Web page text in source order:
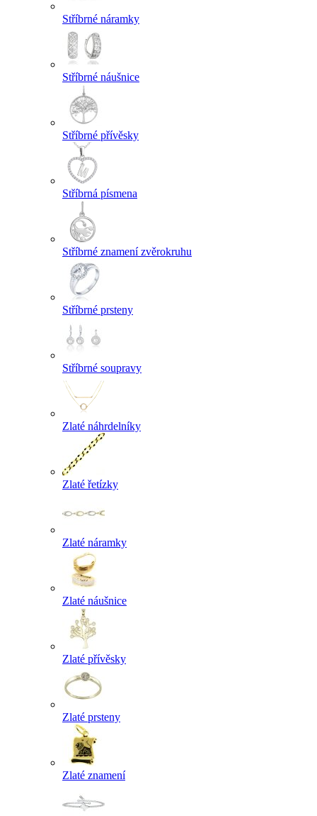
Stříbrné náramky
Stříbrné náušnice
Stříbrné přívěsky
Stříbrná písmena
Stříbrné znamení zvěrokruhu
Stříbrné prsteny
Stříbrné soupravy
Zlaté náhrdelníky
Zlaté řetízky
Zlaté náramky
Zlaté náušnice
Zlaté přívěsky
Zlaté prsteny
Zlaté znamení